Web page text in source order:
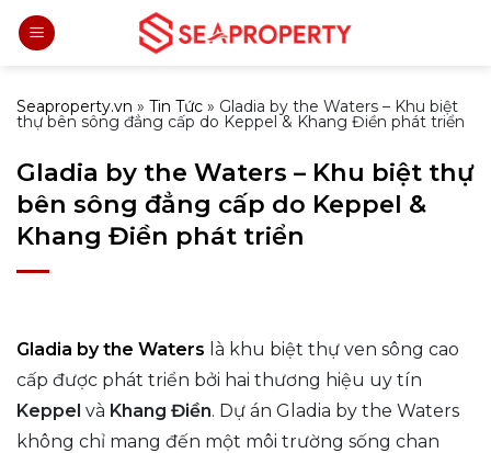
Bỏ
qua
dung
Seaproperty.vn » Tin Tức » Gladia by the Waters – Khu biệt
thự bên sông đẳng cấp do Keppel & Khang Điền phát triển
Gladia by the Waters – Khu biệt thự
bên sông đẳng cấp do Keppel &
Khang Điền phát triển
Gladia by the Waters là khu biệt thự ven sông cao
cấp được phát triển bởi hai thương hiệu uy tín
Keppel và Khang Điền. Dự án Gladia by the Waters
không chỉ mang đến một môi trường sống chan